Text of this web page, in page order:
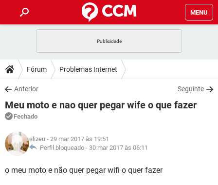
MENU
CELULAR FACEBOOK
OUTLOOK
INSTAGRAM GMAIL
GUIA DE COMPRAS
DICAS
JOGOS WHATSAPP
OUTLOOK
INSTAGRAM
GUIA DE COMPRAS
DOWNLOADS
JOGOS WHATSAPP
CELULAR
OUTLOOK
INSTAGRAM
GUIA DE COMPRAS
FÓRUM
JOGOS
CELULAR FACEBOOK
GLOSSÁRIO
JOGOS
CELULAR FACEBOOK
Fórum Problemas Internet
Anterior Seguinte
Meu moto e nao quer pegar wife o que fazer
Fechado
elizeu - 29 mar 2017 às 19:51
Perfil bloqueado - 30 mar 2017 às 06:11
o meu moto e não quer pegar wifi o quer fazer